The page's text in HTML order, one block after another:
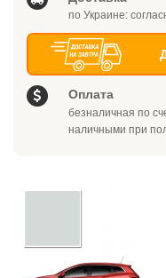
по Украине:
Оплата
безналичная по
наличными при